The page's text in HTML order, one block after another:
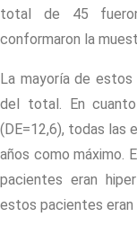
total de 45
conformaron la
La mayoría de
del total. En
(DE=12,6), todas las
años como máximo.
pacientes eran
estos pacientes